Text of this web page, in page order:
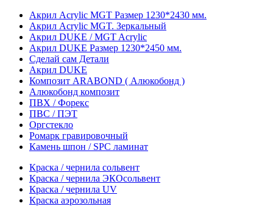
Акрил Acrylic MGT Размер 1230*2430 мм.
Акрил Acrylic MGT. Зеркальный
Акрил DUKE / MGT Acrylic
Акрил DUKE Размер 1230*2450 мм.
Сделай сам Детали
Акрил DUKE
Композит ARABOND ( Алюкобонд )
Алюкобонд композит
ПВХ / Форекс
ПВС / ПЭТ
Оргстекло
Ромарк гравировочный
Камень шпон / SPC ламинат
Краска / чернила сольвент
Краска / чернила ЭКОсольвент
Краска / чернила UV
Краска аэрозольная